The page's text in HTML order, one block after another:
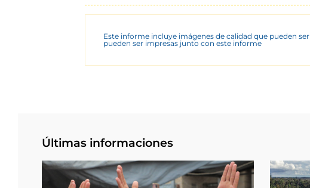
Este informe incluye imágenes de calidad que pueden
pueden ser impresas junto con este informe
Últimas informaciones